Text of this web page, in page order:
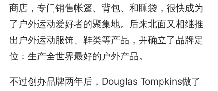
商店，专门销售帐篷、背包、和睡袋，很快成为
了户外运动爱好者的聚集地。后来北面又相继推
出户外运动服饰、鞋类等产品，并确立了品牌定
位：生产全世界最好的户外产品。
不过创办品牌两年后，Douglas Tompkins做了